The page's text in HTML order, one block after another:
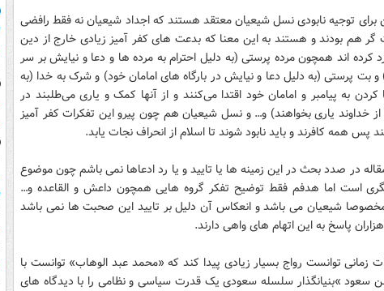
توجیه نابودی نسل شیعیان معتقد هستند که اجداد شیعیان نه فقط رافضی
هم بودند و هستند به این معنا که بدعت های کفر آمیز زیادی خارج از دین
کرده اند همچون مرده پرستی (به دلیل احترام به مرده ها و دعا و نیایش بر سر
بت پرستی (به دلیل دعا و نیایش در بارگاه های امامان خود) و شرک به خدا (به
کردن به پیامبر و امامان خود اقتدا می‌کنند و از آنها کمک و یاری می‌طلبند در
خداوند یاری بخواهند) و… و نسل شیعیان هم چون پیرو این تفکرات کفر آمیز
پس همه کافرند و باید نابود شوند تا اسلام از انحراف نجات یابد.
مقاله در صدد بحث در این زمینه ها یا تایید و یا رد ادعاها نمی باشم چون موضوع
است اما هدفم فقط توضیح تفکر گروه هایی همچون داعش و القاعده و…
شیعیان می باشد و انعکاس آن دلیل بر تایید این صحبت ها نمی باشد
پاسخ به این اتهام های واهی دارند.
زمانی توانست رواج بسیار زیادی پیدا کند که «محمد عبد الوهاب» توانست با
سعود »بنیانگذار سلسله سعودی یک قدرت سیاسی و نظامی را با دیدگاه های